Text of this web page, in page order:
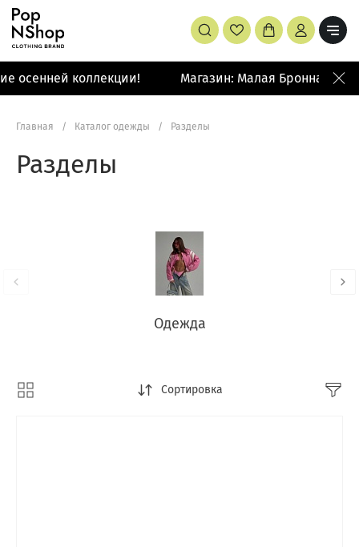
коллекции! Магазин: Малая Бронная 42/14
Главная / Каталог одежды / Разделы
Разделы
Одежда
Сортировка